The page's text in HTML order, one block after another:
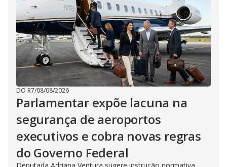
DO R7/08/08/2026
Parlamentar expõe lacuna na
segurança de aeroportos
executivos e cobra novas regras
do Governo Federal